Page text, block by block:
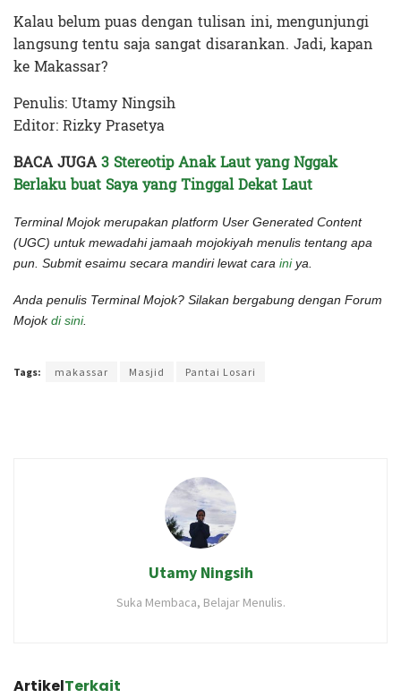
Kalau belum puas dengan tulisan ini, mengunjungi
langsung tentu saja sangat disarankan. Jadi, kapan
ke Makassar?
Penulis: Utamy Ningsih
Editor: Rizky Prasetya
BACA JUGA3 Stereotip Anak Laut yang Nggak
Berlaku buat Saya yang Tinggal Dekat Laut
Terminal Mojok merupakan platform User Generated Content
(UGC) untuk mewadahi jamaah mojokiyah menulis tentang apa
pun. Submit esaimu secara mandiri lewat cara iniya.
Anda penulis Terminal Mojok? Silakan bergabung dengan Forum
Mojokdi sini.
Tags: makassar Masjid Pantai Losari
Utamy Ningsih
Suka Membaca, Belajar Menulis.
ArtikelTerkait